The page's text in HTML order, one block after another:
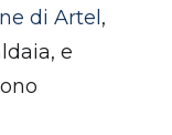
di Artel ,
e